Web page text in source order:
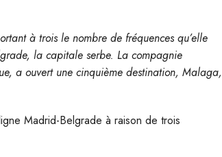
à trois le nombre de fréquences qu’elle
la capitale serbe. La compagnie
a ouvert une cinquième destination, Malaga,
Madrid-Belgrade à raison de trois